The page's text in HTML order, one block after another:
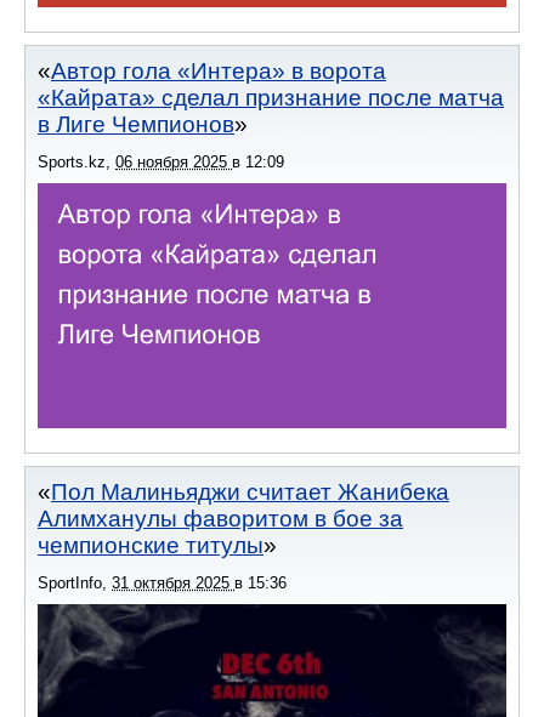
Автор гола «Интера» в ворота
«Кайрата» сделал признание после матча
в Лиге Чемпионов
Sports.kz, 06 ноября 2025 в 12:09
Пол Малиньяджи считает Жанибека
Алимханулы фаворитом в бое за
чемпионские титулы
SportInfo 31 октября 2025 в 15:36